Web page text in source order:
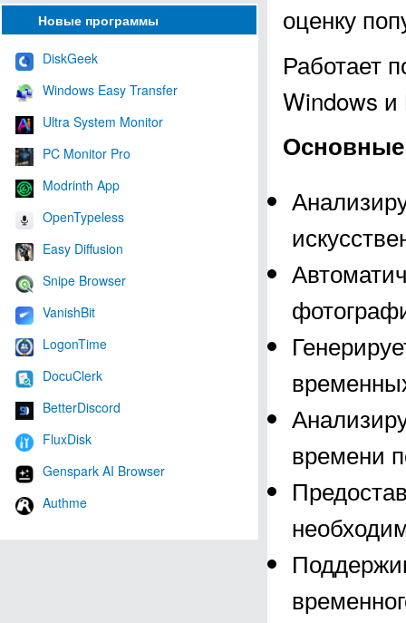
Новые программы
DiskGeek
Windows Easy Transfer
Ultra System Monitor
PC Monitor Pro
Modrinth App
OpenTypeless
Easy Diffusion
Snipe Browser
VanishBit
LogonTime
DocuClerk
BetterDiscord
FluxDisk
Genspark AI Browser
Authme
оценку
Работает
Windows и
времени